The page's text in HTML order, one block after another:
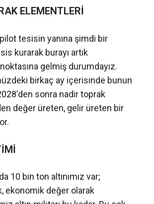
ELEMENTLERİ
tesisin yanına şimdi bir
kurarak burayı artık
gelmiş durumdayız.
birkaç ay içerisinde bunun
sonra nadir toprak
değer üreten, gelir üreten bir
10 bin ton altınımız var;
ekonomik değer olarak